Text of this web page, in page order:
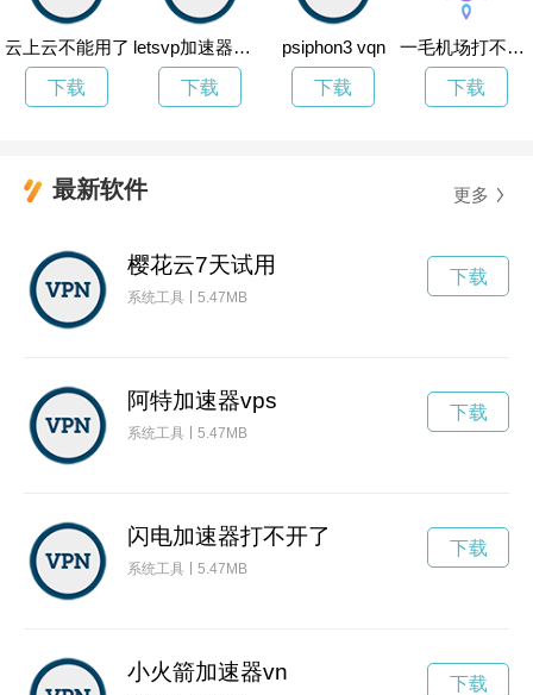
云上云不能用了
下载
letsvp加速器官方网址
下载
psiphon3 vqn
下载
一毛机场打不开了
下载
最新软件 更多
樱花云7天试用
系统工具 5.47MB
下载
阿特加速器vps
系统工具 5.47MB
下载
闪电加速器打不开了
系统工具 5.47MB
下载
小火箭加速器vn 下载